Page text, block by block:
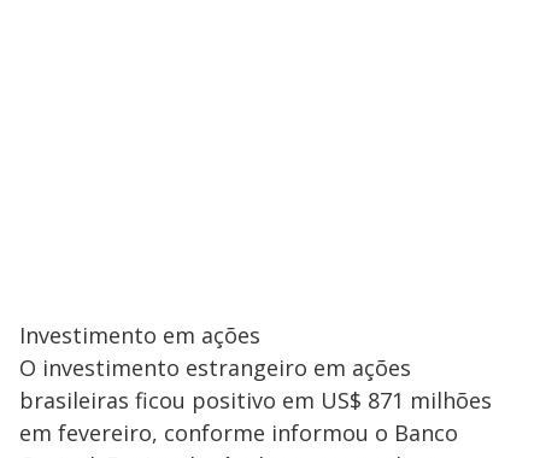
Investimento em ações
O investimento estrangeiro em ações
brasileiras ficou positivo em US$ 871 milhões
em fevereiro, conforme informou o Banco